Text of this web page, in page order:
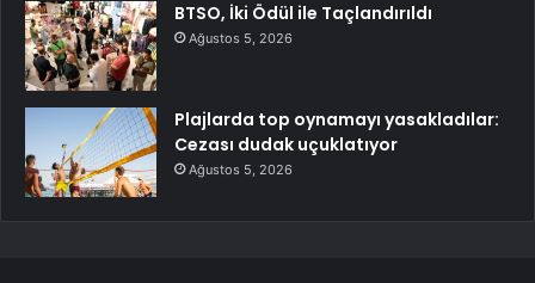
BTSO, İki Ödül ile Taçlandırıldı
Ağustos 5, 2026
Plajlarda top oynamayı yasakladılar:
Cezası dudak uçuklatıyor
Ağustos 5, 2026